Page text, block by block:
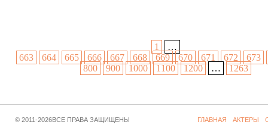
1
…
663
664 665 666 667 668 669 670 671 672
673
800
900 1000 1100 1200 … 1263
© 2011-2026ВСЕ ПРАВА ЗАЩИЩЕНЫ ГЛАВНАЯ АКТЕРЫ